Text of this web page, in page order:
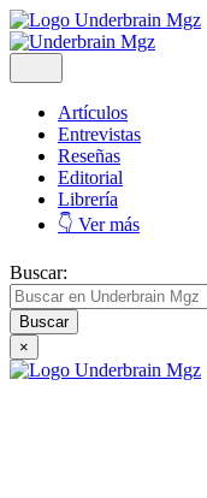
Artículos
Entrevistas
Reseñas
Editorial
Librería
👇 Ver más
Buscar:
×